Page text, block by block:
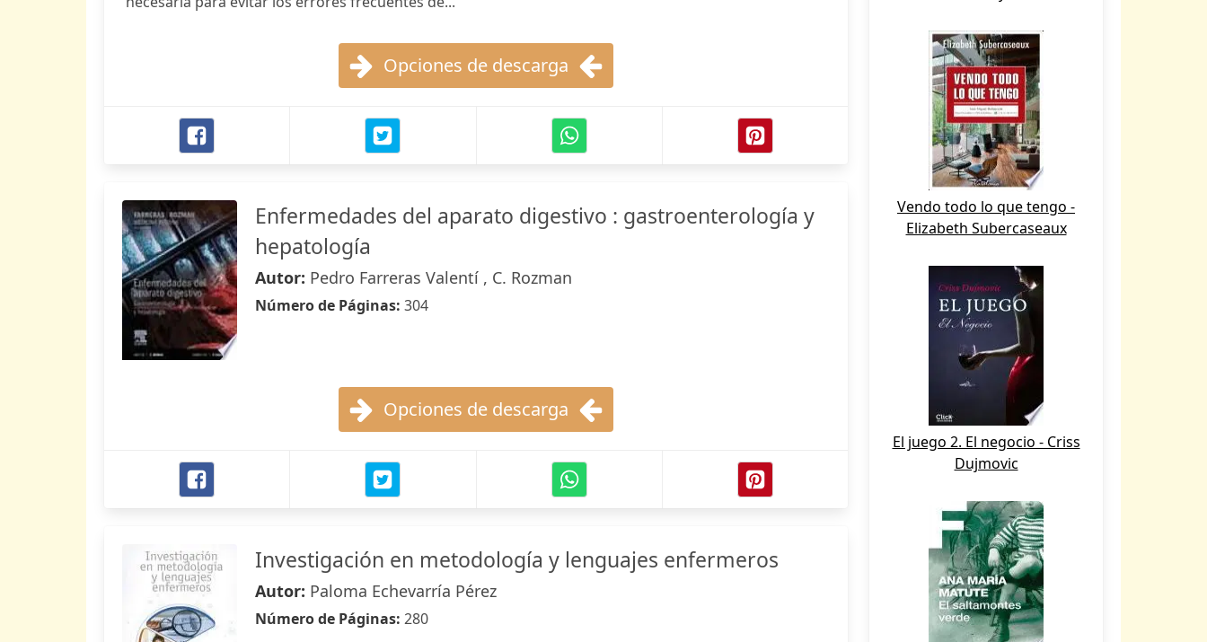
Opciones de descarga
Enfermedades del aparato digestivo : gastroenterología y
hepatología
Autor: Pedro Farreras Valentí , C. Rozman
Número de Páginas: 304
Opciones de descarga
Investigación en metodología y lenguajes enfermeros
Autor: Paloma Echevarría Pérez
Número de Páginas: 280
Vendo todo lo que tengo -
Elizabeth Subercaseaux
El juego 2. El negocio - Criss
Dujmovic